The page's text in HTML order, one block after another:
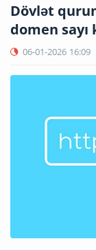
Dövlət
domen sayı
06-01-2026 16:09